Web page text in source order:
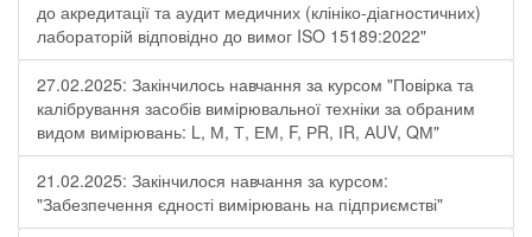
до акредитації та аудит медичних (клініко-діагностичних)
лабораторій відповідно до вимог ISO 15189:2022"
27.02.2025: Закінчилось навчання за курсом "Повірка та
калібрування засобів вимірювальної техніки за обраним
видом вимірювань: L, М, Т, ЕМ, F, РR, ІR, АUV, QМ"
21.02.2025: Закінчилося навчання за курсом:
"Забезпечення єдності вимірювань на підприємстві"